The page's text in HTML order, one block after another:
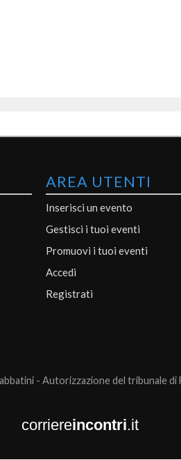
AREA UTENTI
Inserisci un evento
Gestisci i tuoi eventi
Promuovi i tuoi eventi
Accedi
Registrati
- Autorizzazione del tribunale di
corriereincontri.it